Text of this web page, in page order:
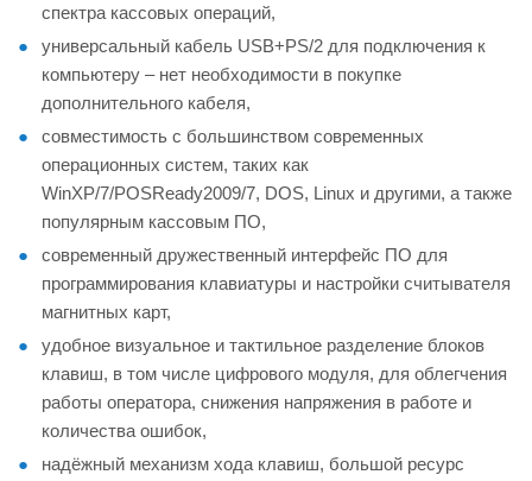
спектра кассовых операций,
универсальный кабель USB+PS/2 для подключения к
компьютеру – нет необходимости в покупке
дополнительного кабеля,
совместимость с большинством современных
операционных систем, таких как
WinXP/7/POSReady2009/7, DOS, Linux и другими, а также
популярным кассовым ПО,
современный дружественный интерфейс ПО для
программирования клавиатуры и настройки считывателя
магнитных карт,
удобное визуальное и тактильное разделение блоков
клавиш, в том числе цифрового модуля, для облегчения
работы оператора, снижения напряжения в работе и
количества ошибок,
надёжный механизм хода клавиш, большой ресурс